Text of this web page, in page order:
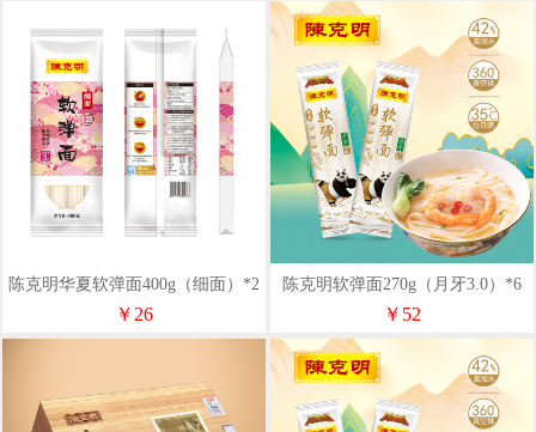
陈克明华夏软弹面400g（细面）*2
￥26
陈克明软弹面270g（月牙3.0）*6
￥52